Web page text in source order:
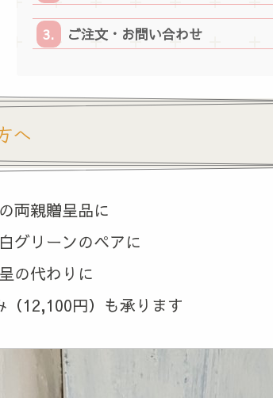
ご注文・お問い合わせ
へ
両親贈呈品に
グリーンのペアに
の代わりに
（12,100円）も承ります